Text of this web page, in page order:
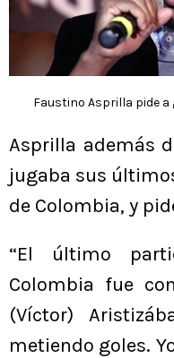
Faustino Asprilla pide
Asprilla además
jugaba sus
de Colombia, y
“El último
Colombia fue
(Víctor)
metiendo goles.